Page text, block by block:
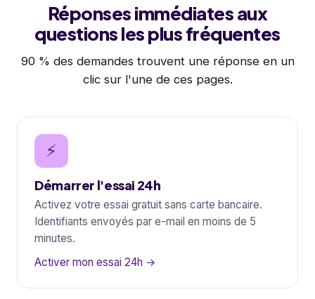
Réponses immédiates aux
questions les plus fréquentes
90 % des demandes trouvent une réponse en un
clic sur l'une de ces pages.
⚡
Démarrer l'essai 24h
Activez votre essai gratuit sans carte bancaire.
Identifiants envoyés par e-mail en moins de 5
minutes.
Activer mon essai 24h →